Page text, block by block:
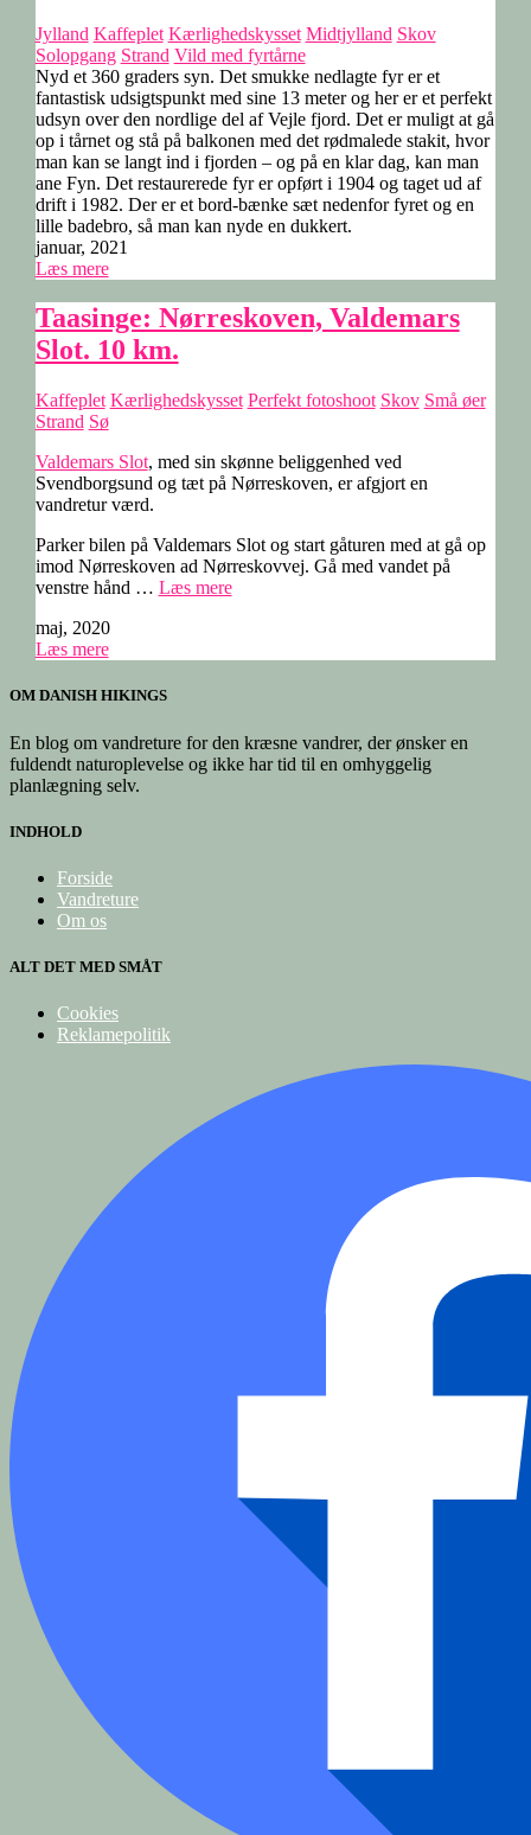
Jylland Kaffeplet Kærlighedskysset Midtjylland Skov
Solopgang Strand Vild med fyrtårne
Nyd et 360 graders syn. Det smukke nedlagte fyr er et
fantastisk udsigtspunkt med sine 13 meter og her er et perfekt
udsyn over den nordlige del af Vejle fjord. Det er muligt at gå
op i tårnet og stå på balkonen med det rødmalede stakit, hvor
man kan se langt ind i fjorden – og på en klar dag, kan man
ane Fyn. Det restaurerede fyr er opført i 1904 og taget ud af
drift i 1982. Der er et bord-bænke sæt nedenfor fyret og en
lille badebro, så man kan nyde en dukkert.
januar, 2021
Læs mere
Taasinge: Nørreskoven, Valdemars
Slot. 10 km.
Kaffeplet Kærlighedskysset Perfekt fotoshoot Skov Små øer
Strand Sø
Valdemars Slot, med sin skønne beliggenhed ved
Svendborgsund og tæt på Nørreskoven, er afgjort en
vandretur værd.
Parker bilen på Valdemars Slot og start gåturen med at gå op
imod Nørreskoven ad Nørreskovvej. Gå med vandet på
venstre hånd … Læs mere“Taasinge:
maj, 2020
Læs mere
OM DANISH HIKINGS
En blog om vandreture for den kræsne vandrer, der ønsker en
fuldendt naturoplevelse og ikke har tid til en omhyggelig
planlægning selv.
INDHOLD
Forside
Vandreture
Om os
ALT DET MED SMÅT
Cookies
Reklamepolitik